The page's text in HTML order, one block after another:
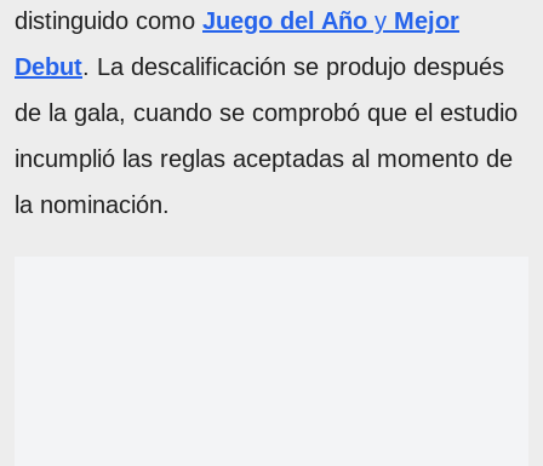
distinguido como Juego del Año y Mejor
Debut. La descalificación se produjo después
de la gala, cuando se comprobó que el estudio
incumplió las reglas aceptadas al momento de
la nominación.